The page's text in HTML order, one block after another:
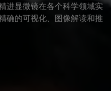
进显微镜在各个科学领域实
确的可视化、图像解读和推